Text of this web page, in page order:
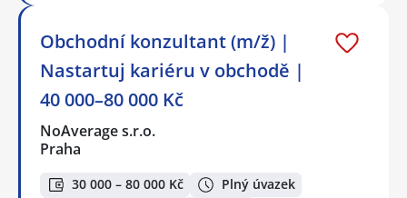
Obchodní konzultant (m/ž) |
Nastartuj kariéru v obchodě |
40 000–80 000 Kč
NoAverage s.r.o.
Praha
30 000 – 80 000 Kč
Plný úvazek